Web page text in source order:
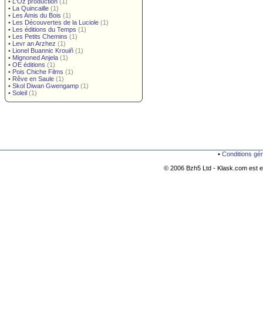
• La Quincaille (1)
• Les Amis du Bois (1)
• Les Découvertes de la Luciole (1)
• Les éditions du Temps (1)
• Les Petits Chemins (1)
• Levr an Arzhez (1)
• Lionel Buannic Krouiñ (1)
• Mignoned Anjela (1)
• OE éditions (1)
• Pois Chiche Films (1)
• Rêve en Saule (1)
• Skol Diwan Gwengamp (1)
• Soleil (1)
• Conditions
© 2006 Bzh5 Ltd - Klask.com est